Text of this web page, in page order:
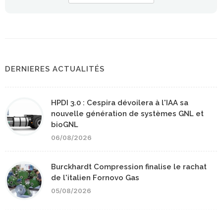
DERNIERES ACTUALITÉS
HPDI 3.0 : Cespira dévoilera à l'IAA sa
nouvelle génération de systèmes GNL et
bioGNL
06/08/2026
Burckhardt Compression finalise le rachat
de l'italien Fornovo Gas
05/08/2026